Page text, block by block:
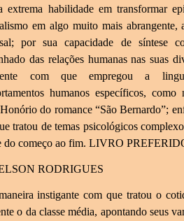
extrema habilidade em transformar
em algo muito mais abrangente,
por sua capacidade de síntese
das relações humanas nas suas
com que empregou a
humanos específicos, como
do romance “São Bernardo”;
tratou de temas psicológicos
do começo ao fim. LIVRO
RODRIGUES
instigante com que tratou o
o da classe média, apontando seus